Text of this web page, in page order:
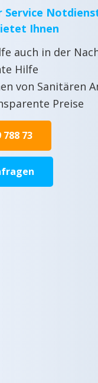
Service
Ihnen
auch in der
Hilfe
von Sanitären
Preise
788 73